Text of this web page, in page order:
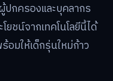
ปกครองและบุคลากร
ยชน์จากเทคโนโลยีนี้ได้
อมให้เด็กรุ่นใหม่ก้าว